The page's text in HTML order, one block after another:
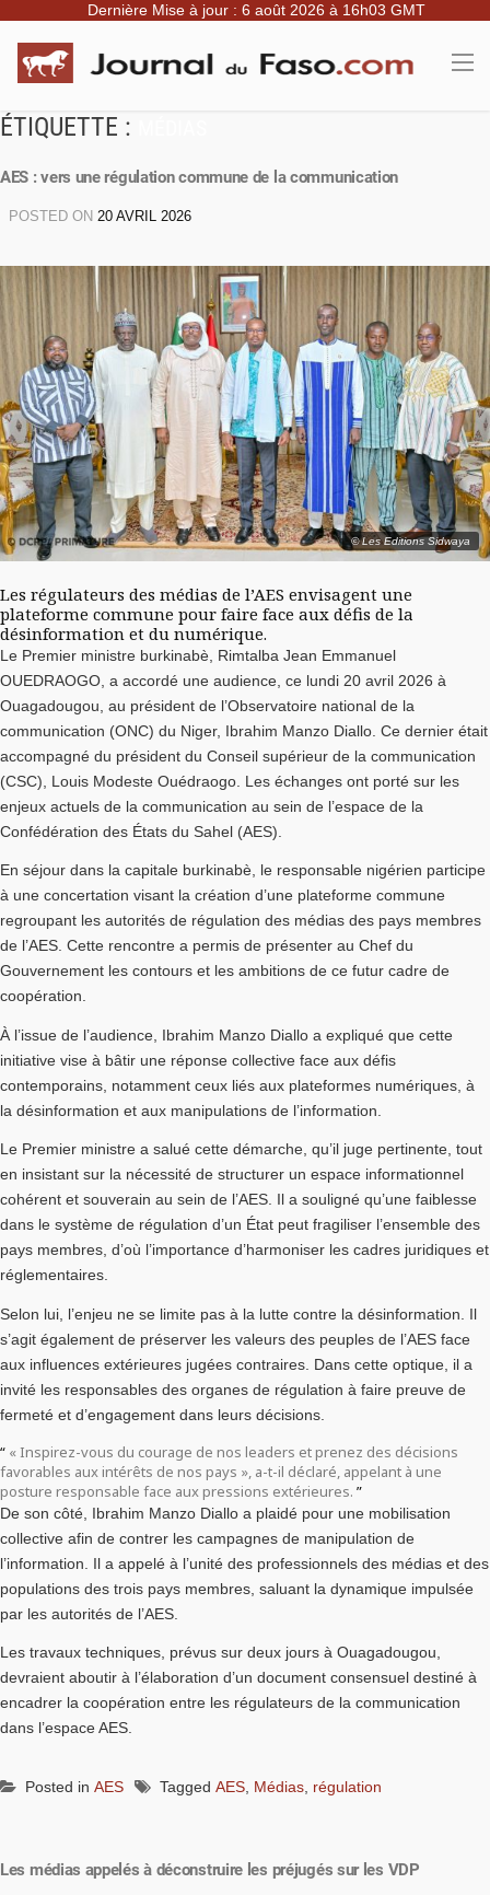
Dernière Mise à jour : 6 août 2026 à 16h03 GMT
ÉTIQUETTE :
AES : vers une régulation commune de la communication
POSTED ON 20 AVRIL 2026
© Les Editions Sidwaya
Les régulateurs des médias de l’AES envisagent une
plateforme commune pour faire face aux défis de la
désinformation et du numérique.
Le Premier ministre burkinabè, Rimtalba Jean Emmanuel
OUEDRAOGO, a accordé une audience, ce lundi 20 avril 2026 à
Ouagadougou, au président de l’Observatoire national de la
communication (ONC) du Niger, Ibrahim Manzo Diallo. Ce dernier était
accompagné du président du Conseil supérieur de la communication
(CSC), Louis Modeste Ouédraogo. Les échanges ont porté sur les
enjeux actuels de la communication au sein de l’espace de la
Confédération des États du Sahel (AES).
En séjour dans la capitale burkinabè, le responsable nigérien participe
à une concertation visant la création d’une plateforme commune
regroupant les autorités de régulation des médias des pays membres
de l’AES. Cette rencontre a permis de présenter au Chef du
Gouvernement les contours et les ambitions de ce futur cadre de
coopération.
À l’issue de l’audience, Ibrahim Manzo Diallo a expliqué que cette
initiative vise à bâtir une réponse collective face aux défis
contemporains, notamment ceux liés aux plateformes numériques, à
la désinformation et aux manipulations de l’information.
Le Premier ministre a salué cette démarche, qu’il juge pertinente, tout
en insistant sur la nécessité de structurer un espace informationnel
cohérent et souverain au sein de l’AES. Il a souligné qu’une faiblesse
dans le système de régulation d’un État peut fragiliser l’ensemble des
pays membres, d’où l’importance d’harmoniser les cadres juridiques et
réglementaires.
Selon lui, l’enjeu ne se limite pas à la lutte contre la désinformation. Il
s’agit également de préserver les valeurs des peuples de l’AES face
aux influences extérieures jugées contraires. Dans cette optique, il a
invité les responsables des organes de régulation à faire preuve de
fermeté et d’engagement dans leurs décisions.
« Inspirez-vous du courage de nos leaders et prenez des décisions
favorables aux intérêts de nos pays », a-t-il déclaré, appelant à une
posture responsable face aux pressions extérieures.
De son côté, Ibrahim Manzo Diallo a plaidé pour une mobilisation
collective afin de contrer les campagnes de manipulation de
l’information. Il a appelé à l’unité des professionnels des médias et des
populations des trois pays membres, saluant la dynamique impulsée
par les autorités de l’AES.
Les travaux techniques, prévus sur deux jours à Ouagadougou,
devraient aboutir à l’élaboration d’un document consensuel destiné à
encadrer la coopération entre les régulateurs de la communication
dans l’espace AES.
Posted in AES Tagged AES Médias régulation
Les médias appelés à déconstruire les préjugés sur les VDP